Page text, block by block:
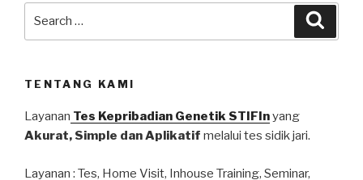
TENTANG KAMI
Layanan Tes Kepribadian Genetik STIFInyang
Akurat, Simple dan Aplikatif melalui tes sidik jari.
Layanan : Tes, Home Visit, Inhouse Training, Seminar,